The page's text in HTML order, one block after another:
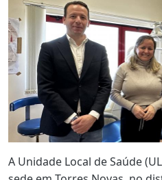
A Unidade Local de Saúde